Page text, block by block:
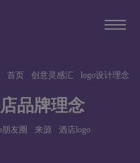
首页 创意灵感汇
logo设计理念
品牌理念
朋友圈 来源 酒店logo